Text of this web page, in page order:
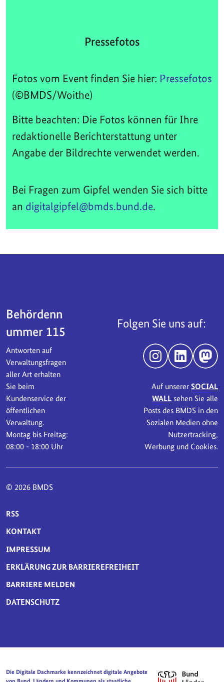
Pressefotos
Fotos vom Event finden Sie hier: Pressefotos
(©BMDS/Woithe)
Bitte beachten: Die Fotos können für Ihre
redaktionelle Berichterstattung unter
Angabe der Bildrechte verwendet werden.
Bei Fragen zum Gipfel wenden Sie sich bitte
an digitalgipfel@bmds.bund.de.
Behördenn
ummer 115
Antworten auf
Verwaltungsfragen
aller Art erhalten
Sie beim
Kundenservice der
öffentlichen
Verwaltung.
Montag bis Freitag:
08:00 - 18:00 Uhr
Folgen Sie uns auf:
InstagramLinkedIn
Auf unserer SOCIAL
WALLsehen Sie alle
Posts des BMDS in den
Sozialen Medien ohne
Nutzertracking,
Werbung und Cookies.
© 2026 BMDS
SERVICE-NAVIGATION FUSSBEREICH
RSS
KONTAKT
IMPRESSUM
ERKLÄRUNG ZUR BARRIEREFREIHEIT
BARRIERE MELDEN
DATENSCHUTZ
Die Digitale Dachmarke kennzeichnet digitale Angebote